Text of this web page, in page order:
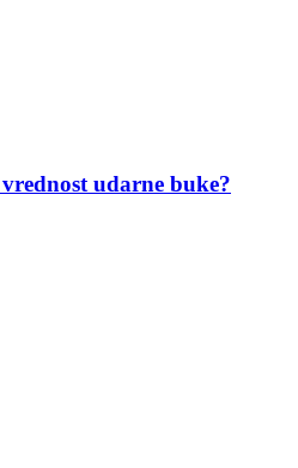
udarne buke?